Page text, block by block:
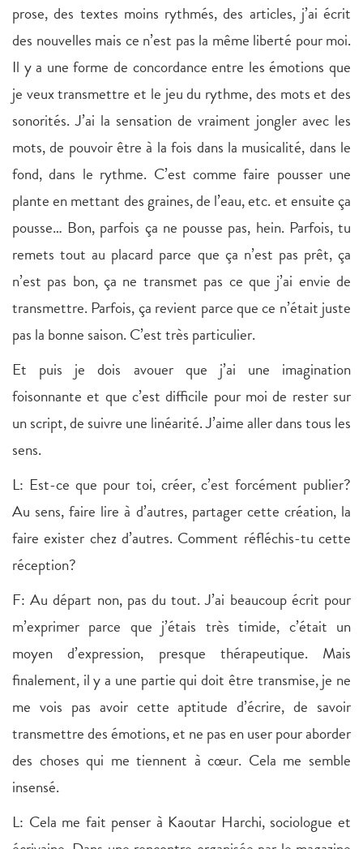
prose, des textes moins rythmés, des articles, j’ai écrit
des nouvelles mais ce n’est pas la même liberté pour moi.
Il y a une forme de concordance entre les émotions que
je veux transmettre et le jeu du rythme, des mots et des
sonorités. J’ai la sensation de vraiment jongler avec les
mots, de pouvoir être à la fois dans la musicalité, dans le
fond, dans le rythme. C’est comme faire pousser une
plante en mettant des graines, de l’eau, etc. et ensuite ça
pousse… Bon, parfois ça ne pousse pas, hein. Parfois, tu
remets tout au placard parce que ça n’est pas prêt, ça
n’est pas bon, ça ne transmet pas ce que j’ai envie de
transmettre. Parfois, ça revient parce que ce n’était juste
pas la bonne saison. C’est très particulier.
Et puis je dois avouer que j’ai une imagination
foisonnante et que c’est difficile pour moi de rester sur
un script, de suivre une linéarité. J’aime aller dans tous les
sens.
L: Est-ce que pour toi, créer, c’est forcément publier?
Au sens, faire lire à d’autres, partager cette création, la
faire exister chez d’autres. Comment réfléchis-tu cette
réception?
F: Au départ non, pas du tout. J’ai beaucoup écrit pour
m’exprimer parce que j’étais très timide, c’était un
moyen d’expression, presque thérapeutique. Mais
finalement, il y a une partie qui doit être transmise, je ne
me vois pas avoir cette aptitude d’écrire, de savoir
transmettre des émotions, et ne pas en user pour aborder
des choses qui me tiennent à cœur. Cela me semble
insensé.
L: Cela me fait penser à Kaoutar Harchi, sociologue et